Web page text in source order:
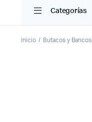
Categorías
Inicio Butacos y Bancos